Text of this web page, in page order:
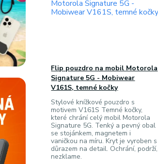
Flip pouzdro na mobil Motorola
Signature 5G - Mobiwear
V161S, temné kočky
Stylové knížkové pouzdro s
motivem V161S Temné kočky,
které chrání celý mobil Motorola
Signature 5G. Tenký a pevný obal
se stojánkem, magnetem i
vaničkou na míru. Kryt je vyroben s
důrazem na detail. Ochrání, podrží,
nezklame.